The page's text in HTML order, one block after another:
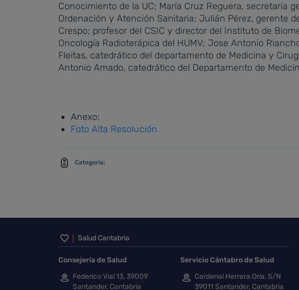
Conocimiento de la UC; María Cruz Reguera, secretaria
Ordenación y Atención Sanitaria; Julián Pérez, gerente
Crespo; profesor del CSIC y director del Instituto de
Oncología Radioterápica del HUMV; Jose Antonio
Fleitas, catedrático del departamento de Medicina y
Antonio Amado, catedrático del Departamento de
Anexo:
Foto Alta Resolución
Categoría:
Inicio del pie de página
Salud Cantabria
Consejería de Salud
Federico Vial 13, 39009
Santander, Cantabria
Servicio Cántabro de Salud
Cardenal Herrera Oria, S/N
39011 Santander, Cantabria